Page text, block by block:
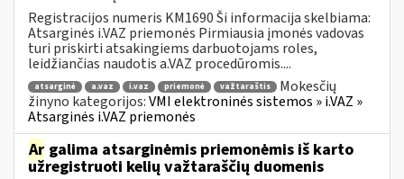
Registracijos numeris KM1690 Ši informacija skelbiama:
Atsarginės i.VAZ priemonės Pirmiausia įmonės vadovas
turi priskirti atsakingiems darbuotojams roles,
leidžiančias naudotis a.VAZ procedūromis....
atsarginė a.vaz i.vaz priemonė važtaraštis
Mokesčių
žinyno kategorijos:VMI elektroninės sistemos » i.VAZ »
Atsarginės i.VAZ priemonės
Ar galima atsarginėmis priemonėmis iš karto
užregistruoti kelių važtaraščių duomenis